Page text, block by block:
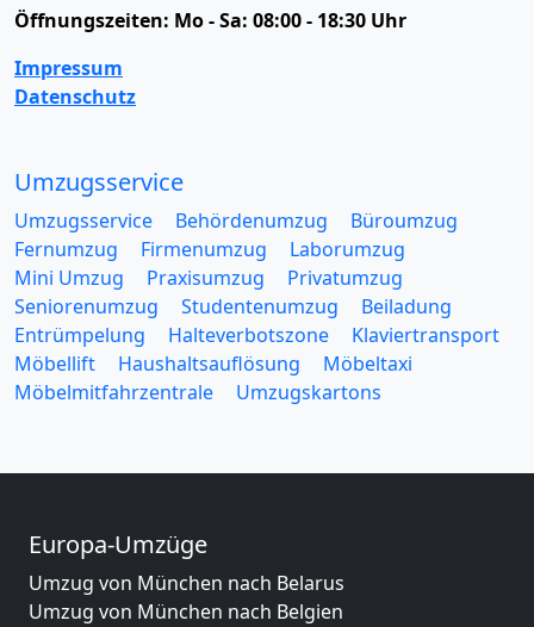
Öffnungszeiten: Mo - Sa: 08:00 - 18:30 Uhr
Impressum
Datenschutz
Umzugsservice
Umzugsservice Behördenumzug
Büroumzug
Fernumzug
Firmenumzug
Laborumzug
Mini Umzug
Praxisumzug
Privatumzug
Seniorenumzug
Studentenumzug
Beiladung
Entrümpelung
Halteverbotszone
Klaviertransport
Möbellift
Haushaltsauflösung
Möbeltaxi
Möbelmitfahrzentrale
Umzugskartons
Europa-Umzüge
Umzug von München nach Belarus
Umzug von München nach Belgien